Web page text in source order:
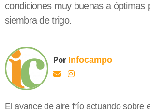
condiciones muy buenas a óptimas
siembra de trigo.
Por Infocampo
El avance de aire frío actuando sobre